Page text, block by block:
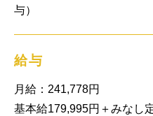
与）
給与
月給：241,778円
基本給179,995円＋みなし